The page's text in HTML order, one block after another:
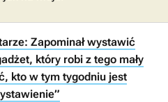
Zapominał wystawić
który robi z tego mały
kto w tym tygodniu jest